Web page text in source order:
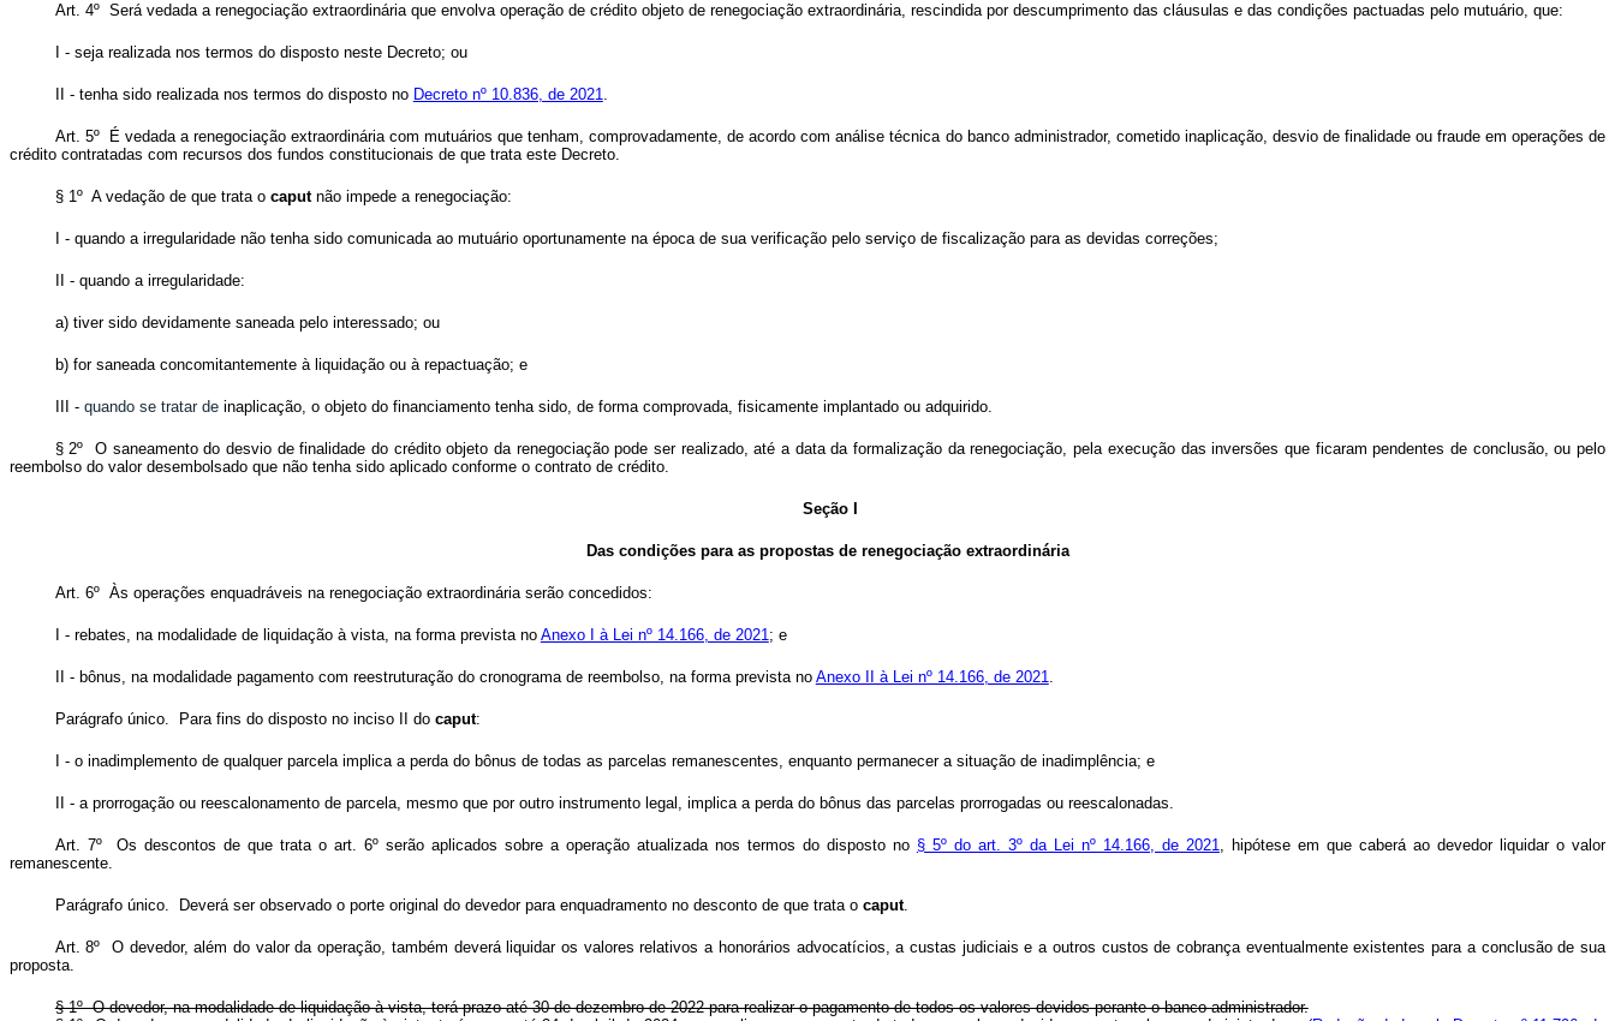
Art. 4º Será vedada a renegociação extraordinária que envolva operação de crédito objeto de renegociação extraordinária, rescindida por descumprimento das cláusulas e das condições pactuadas pelo mutuário, que:
I - seja realizada nos termos do disposto neste Decreto; ou
II - tenha sido realizada nos termos do disposto no Decreto nº 10.836, de 2021.
Art. 5º É vedada a renegociação extraordinária com mutuários que tenham, comprovadamente, de acordo com análise técnica do banco administrador, cometido inaplicação, desvio de finalidade ou fraude em operações de
crédito contratadas com recursos dos fundos constitucionais de que trata este Decreto.
§ 1º A vedação de que trata o caputnão impede a renegociação:
I - quando a irregularidade não tenha sido comunicada ao mutuário oportunamente na época de sua verificação pelo serviço de fiscalização para as devidas correções;
II - quando a irregularidade:
a) tiver sido devidamente saneada pelo interessado; ou
b) for saneada concomitantemente à liquidação ou à repactuação; e
III - quando se tratar de inaplicação, o objeto do financiamento tenha sido, de forma comprovada, fisicamente implantado ou adquirido.
§ 2º O saneamento do desvio de finalidade do crédito objeto da renegociação pode ser realizado, até a data da formalização da renegociação, pela execução das inversões que ficaram pendentes de conclusão, ou pelo
reembolso do valor desembolsado que não tenha sido aplicado conforme o contrato de crédito.
Seção I
Das condições para as propostas de renegociação extraordinária
Art. 6º Às operações enquadráveis na renegociação extraordinária serão concedidos:
I - rebates, na modalidade de liquidação à vista, na forma prevista no Anexo I à Lei nº 14.166, de 2021; e
II - bônus, na modalidade pagamento com reestruturação do cronograma de reembolso, na forma prevista no Anexo II à Lei nº 14.166, de 2021.
Parágrafo único. Para fins do disposto no inciso II do caput:
I - o inadimplemento de qualquer parcela implica a perda do bônus de todas as parcelas remanescentes, enquanto permanecer a situação de inadimplência; e
II - a prorrogação ou reescalonamento de parcela, mesmo que por outro instrumento legal, implica a perda do bônus das parcelas prorrogadas ou reescalonadas.
Art. 7º Os descontos de que trata o art. 6º serão aplicados sobre a operação atualizada nos termos do disposto no § 5º do art. 3º da Lei nº 14.166, de 2021, hipótese em que caberá ao devedor liquidar o valor
remanescente.
Parágrafo único. Deverá ser observado o porte original do devedor para enquadramento no desconto de que trata o caput.
Art. 8º O devedor, além do valor da operação, também deverá liquidar os valores relativos a honorários advocatícios, a custas judiciais e a outros custos de cobrança eventualmente existentes para a conclusão de sua
proposta.
§ 1º O devedor, na modalidade de liquidação à vista, terá prazo até 30 de dezembro de 2022 para realizar o pagamento de todos os valores devidos perante o banco administrador.